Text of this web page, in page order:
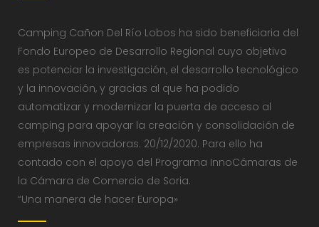
Camping Cañon Del Río Lobos ha sido beneficiaria del
Fondo Europeo de Desarrollo Regional cuyo objetivo
es potenciar la investigación, el desarrollo tecnológico
y la innovación, y gracias al que ha podido
automatizar y modernizar la puerta de acceso al
camping para apoyar la creación y consolidación de
empresas innovadoras. 20/12/2020. Para ello ha
contado con el apoyo del Programa InnoCámaras de
la Cámara de Comercio de Soria.
“Una manera de hacer Europa»